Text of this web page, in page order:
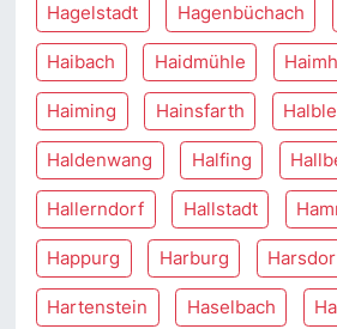
Hagelstadt Hagenbüchach
Haibach Haidmühle
Haiming Hainsfarth
Haldenwang Halfing
Hallerndorf Hallstadt
Happurg Harburg
Hartenstein Haselbach